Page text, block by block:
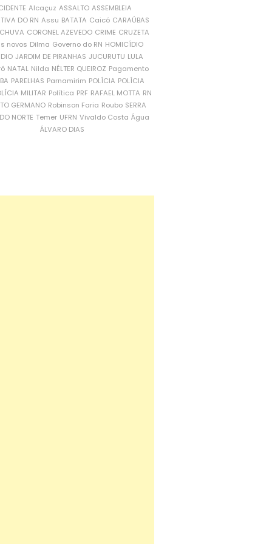
Alcaçuz ASSALTO ASSEMBLEIA
DO RN Assu BATATA Caicó CARAÚBAS
CORONEL AZEVEDO CRIME CRUZETA
novos Dilma Governo do RN HOMICÍDIO
JARDIM DE PIRANHAS JUCURUTU LULA
NATAL Nilda NÉLTER QUEIROZ Pagamento
PARELHAS Parnamirim POLÍCIA POLÍCIA
MILITAR Política PRF RAFAEL MOTTA RN
GERMANO Robinson Faria Roubo SERRA
NORTE Temer UFRN Vivaldo Costa Água
ÁLVARO DIAS